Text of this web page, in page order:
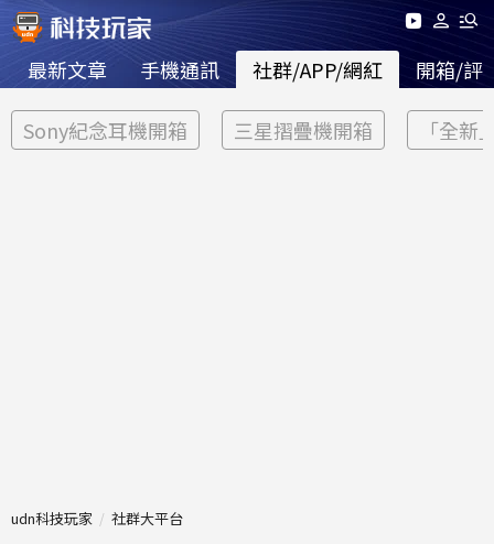
最新文章 手機通訊 社群/APP/網紅 開箱/評
Sony紀念耳機開箱 三星摺疊機開箱 「全新
udn科技玩家 社群大平台